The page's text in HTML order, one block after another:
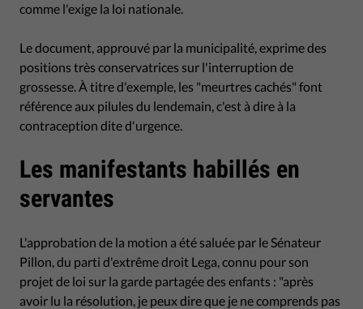
comme l'exige la loi nationale.
Le document, approuvé par la municipalité, exprime des
positions très conservatrices sur l'interruption de
grossesse. À titre d'exemple, les "meurtres cachés" font
référence aux pilules du lendemain, c'est à dire à la
contraception dite d'urgence.
Les manifestants habillés en
servantes
L'approbation de la motion a été saluée par le Sénateur
Pillon, du parti d'extrême droit Lega, connu pour son
projet de loi sur la garde partagée des enfants : "après
avoir lu la résolution, je peux dire que je ne comprends pas